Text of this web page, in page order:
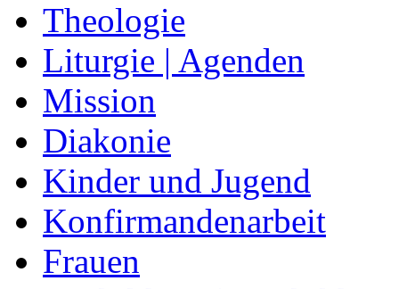
Theologie
Liturgie | Agenden
Mission
Diakonie
Kinder und Jugend
Konfirmandenarbeit
Frauen